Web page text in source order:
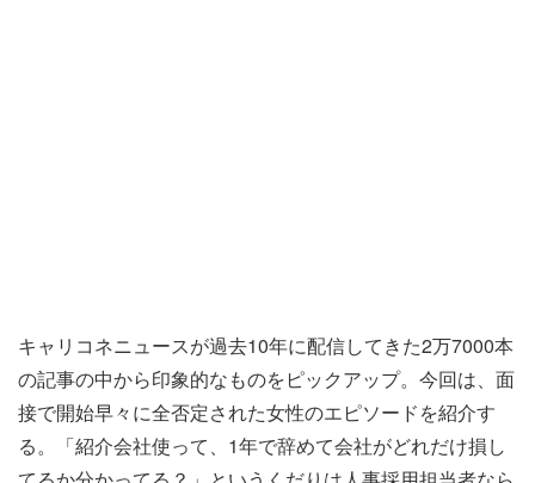
キャリコネニュースが過去10年に配信してきた2万7000本
の記事の中から印象的なものをピックアップ。今回は、面
接で開始早々に全否定された女性のエピソードを紹介す
る。「紹介会社使って、1年で辞めて会社がどれだけ損し